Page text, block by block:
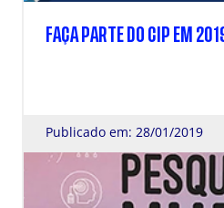
FAÇA PARTE DO CIP EM
Publicado em: 28/01/2019